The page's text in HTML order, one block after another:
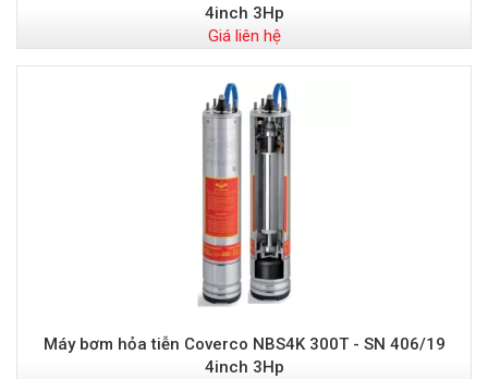
4inch 3Hp
Giá liên hệ
Máy bơm hỏa tiễn Coverco NBS4K 300T - SN 406/19
4inch 3Hp